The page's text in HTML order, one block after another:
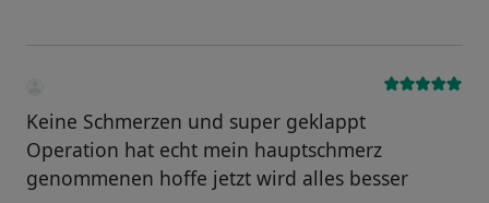
Keine Schmerzen und super geklappt
Operation hat echt mein hauptschmerz
genommenen hoffe jetzt wird alles besser